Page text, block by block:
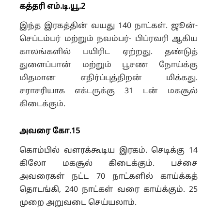
கத்தரி எம்.டி.யூ.2
இந்த இரகத்தின் வயது 140 நாட்கள். ஜூன்-
செப்டம்பர் மற்றும் நவம்பர்- பிப்ரவரி ஆகிய
காலங்களில் பயிரிட ஏற்றது. தண்டுத்
துளைப்பான் மற்றும் பூசண நோய்க்கு
மிதமான எதிர்ப்புத்திறன் மிக்கது.
சராசரியாக எக்டருக்கு 31 டன் மகசூல்
கிடைக்கும்.
அவரை கோ.15
கொம்பில் வளரக்கூடிய இரகம். செடிக்கு 14
கிலோ மகசூல் கிடைக்கும். பச்சை
அவரைகள் நட்ட 70 நாட்களில் காய்க்கத்
தொடங்கி, 240 நாட்கள் வரை காய்க்கும். 25
முறை அறுவடை செய்யலாம்.